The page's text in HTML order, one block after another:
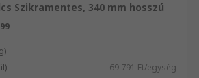
Szikramentes, 340 mm hosszú
69 791 Ft/egység